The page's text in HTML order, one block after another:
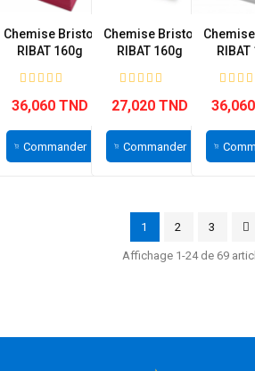
Chemise Bristol
RIBAT 160g
36,060 TND
Commander
Chemise Bristol
RIBAT 160g
27,020 TND
Commander
1 2 3
Affichage 1-24 de 69